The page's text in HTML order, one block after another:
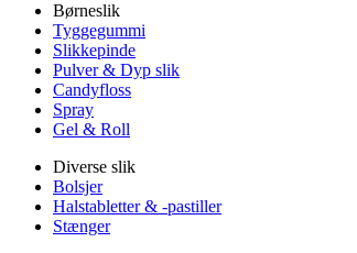
Børneslik
Tyggegummi
Slikkepinde
Pulver & Dyp slik
Candyfloss
Spray
Gel & Roll
Diverse slik
Bolsjer
Halstabletter & -pastiller
Stænger